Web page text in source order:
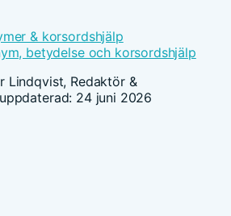
& korsordshjälp
betydelse och korsordshjälp
Lindqvist, Redaktör &
24 juni 2026